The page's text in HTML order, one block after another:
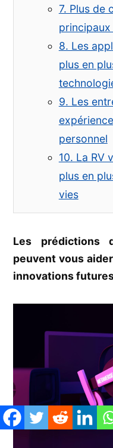
7. Plus de
8. Les
plus en
9. Les
personnel
10. La RV
plus en
vies
Les prédictions
peuvent vous
innovations